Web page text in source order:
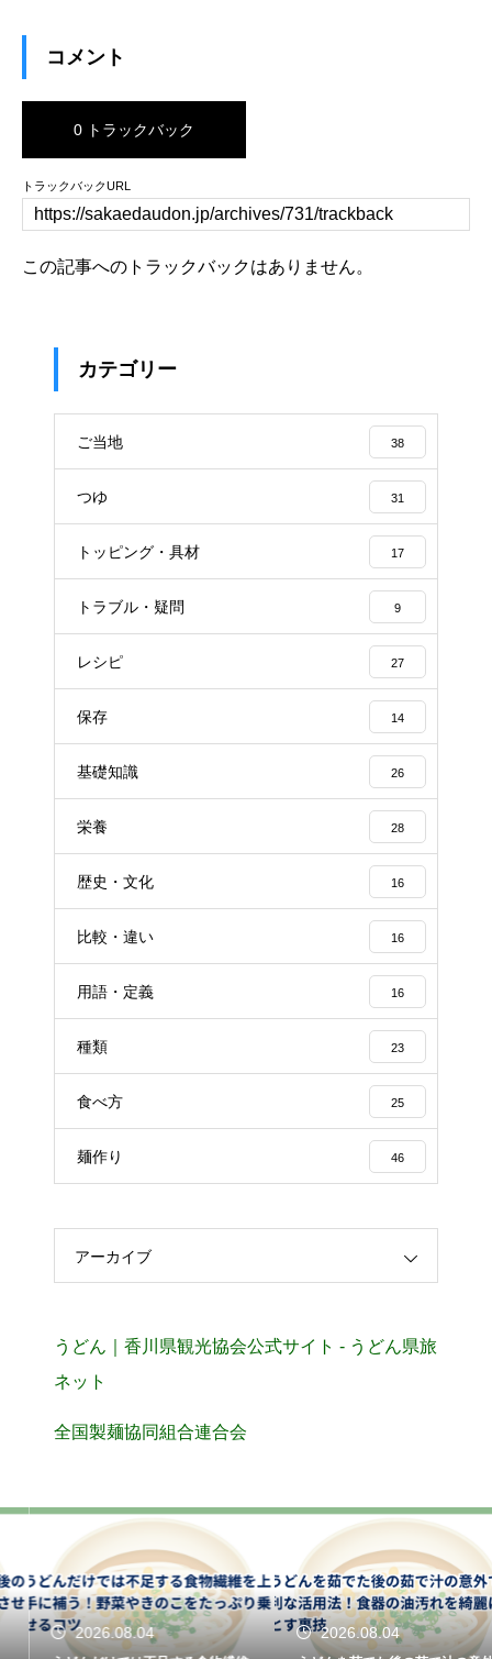
コメント
0 トラックバック
トラックバックURL
この記事へのトラックバックはありません。
カテゴリー
ご当地 38
つゆ 31
トッピング・具材 17
トラブル・疑問 9
レシピ 27
保存 14
基礎知識 26
栄養 28
歴史・文化 16
比較・違い 16
用語・定義 16
種類 23
食べ方 25
麺作り 46
アーカイブ
うどん｜香川県観光協会公式サイト - うどん県旅
ネット
全国製麺協同組合連合会
2026.08.04 2026.08.04